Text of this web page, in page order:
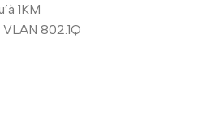
1KM
802.1Q